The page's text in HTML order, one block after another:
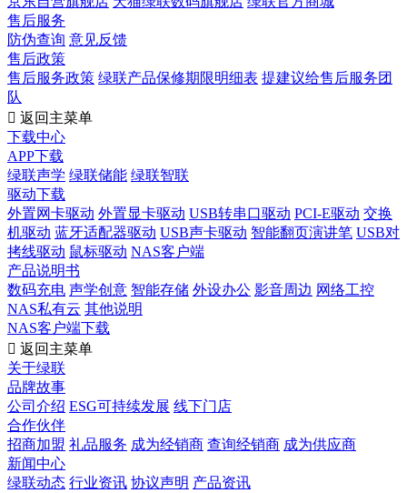
售后服务
防伪查询 意见反馈
售后政策
售后服务政策 绿联产品保修期限明细表 提建议给售后服务团
队
 返回主菜单
下载中心
APP下载
绿联声学 绿联储能 绿联智联
驱动下载
外置网卡驱动 外置显卡驱动 USB转串口驱动 PCI-E驱动 交换
机驱动 蓝牙适配器驱动 USB声卡驱动 智能翻页演讲笔 USB对
拷线驱动 鼠标驱动 NAS客户端
产品说明书
数码充电 声学创意 智能存储 外设办公 影音周边 网络工控
NAS私有云 其他说明
NAS客户端下载
 返回主菜单
关于绿联
品牌故事
公司介绍 ESG可持续发展 线下门店
合作伙伴
招商加盟 礼品服务 成为经销商 查询经销商 成为供应商
新闻中心
绿联动态 行业资讯 协议声明 产品资讯